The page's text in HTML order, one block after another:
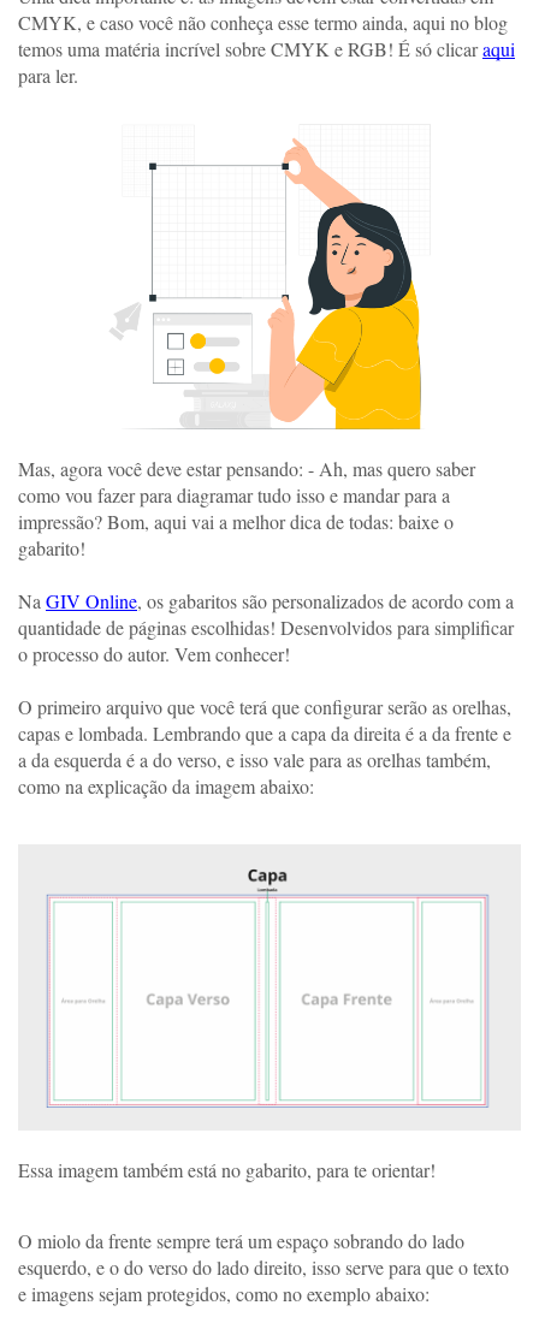
CMYK, e caso você não conheça esse termo ainda, aqui no blog
temos uma matéria incrível sobre CMYK e RGB! É só clicar aqui
para ler.
Mas, agora você deve estar pensando: - Ah, mas quero saber
como vou fazer para diagramar tudo isso e mandar para a
impressão? Bom, aqui vai a melhor dica de todas: baixe o
gabarito!
Na GIV Online, os gabaritos são personalizados de acordo com a
quantidade de páginas escolhidas! Desenvolvidos para simplificar
o processo do autor. Vem conhecer!
O primeiro arquivo que você terá que configurar serão as orelhas,
capas e lombada. Lembrando que a capa da direita é a da frente e
a da esquerda é a do verso, e isso vale para as orelhas também,
como na explicação da imagem abaixo:
Essa imagem também está no gabarito, para te orientar!
O miolo da frente sempre terá um espaço sobrando do lado
esquerdo, e o do verso do lado direito, isso serve para que o texto
e imagens sejam protegidos, como no exemplo abaixo: